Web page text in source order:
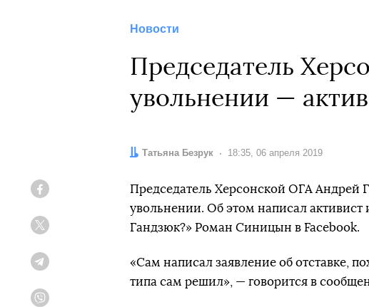
Новости
Председатель
увольнении —
Автор:
Татьяна Безрук Дата:
18:35, 06 апреля 2019
Председатель Херсонской ОГА Андрей
увольнении. Об этом написал
Гандзюк?» Роман Синицын в Facebook.
«Сам написал заявление об отставке,
типа сам решил», — говорится в